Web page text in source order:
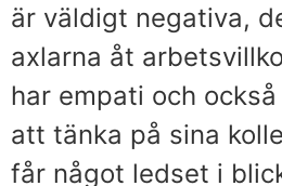
är väldigt negativa,
axlarna åt
har empati och
att tänka på sina
får något ledset i